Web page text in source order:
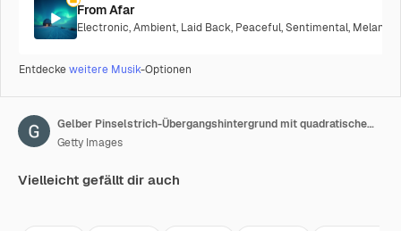
From Afar
Electronic,Ambient, Laid Back, Peaceful,Sentimental,
Entdeckeweitere Musik-Optionen
Gelber Pinselstrich-Übergangshintergrund mit quadratischem Rahmen. Animation eines Farbspritzers in 4K. Digitale Bildschirmgrafik-Aufnahmen.
Getty Images
Vielleicht gefällt dir auch